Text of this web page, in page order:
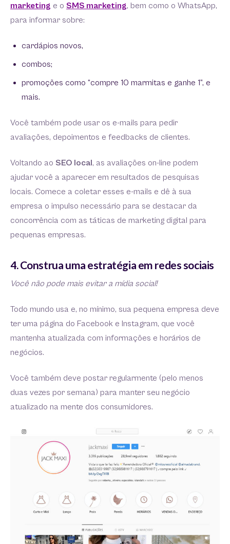
marketing e o SMS marketing, bem como o WhatsApp,
para informar sobre:
cardápios novos,
combos;
promoções como “compre 10 marmitas e ganhe 1”, e
mais.
Você também pode usar os e-mails para pedir
avaliações, depoimentos e feedbacks de clientes.
Voltando ao SEO local, as avaliações on-line podem
ajudar você a aparecer em resultados de pesquisas
locais. Comece a coletar esses e-mails e dê à sua
empresa o impulso necessário para se destacar da
concorrência com as táticas de marketing digital para
pequenas empresas.
4. Construa uma estratégia em redes sociais
Você não pode mais evitar a mídia social!
Todo mundo usa e, no mínimo, sua pequena empresa deve
ter uma página do Facebook e Instagram, que você
mantenha atualizada com informações e horários de
negócios.
Você também deve postar regularmente (pelo menos
duas vezes por semana) para manter seu negócio
atualizado na mente dos consumidores.